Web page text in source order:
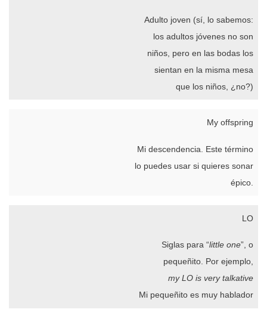
Adulto joven (sí, lo sabemos:
los adultos jóvenes no son
niños, pero en las bodas los
sientan en la misma mesa
que los niños, ¿no?)
My offspring
Mi descendencia. Este término
lo puedes usar si quieres sonar
épico.
LO
Siglas para “little one”, o
pequeñito. Por ejemplo,
my LO is very talkative
Mi pequeñito es muy hablador